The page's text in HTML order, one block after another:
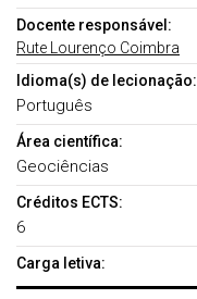
Docente responsável:
Rute Lourenço Coimbra
Idioma(s) de lecionação:
Português
Área científica:
Geociências
Créditos ECTS:
6
Carga letiva: